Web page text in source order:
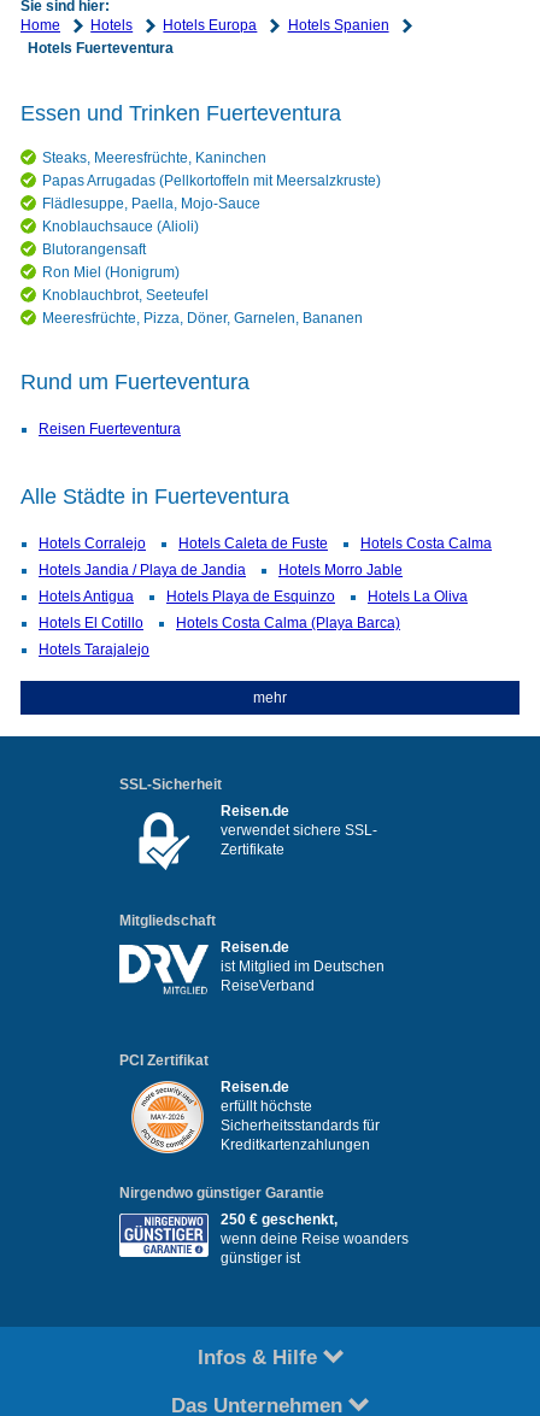
Sie sind hier:
Home
Hotels Hotels Europa
Hotels Spanien
Hotels Fuerteventura
Essen und Trinken Fuerteventura
Steaks, Meeresfrüchte, Kaninchen
Papas Arrugadas (Pellkortoffeln mit Meersalzkruste)
Flädlesuppe, Paella, Mojo-Sauce
Knoblauchsauce (Alioli)
Blutorangensaft
Ron Miel (Honigrum)
Knoblauchbrot, Seeteufel
Meeresfrüchte, Pizza, Döner, Garnelen, Bananen
Rund um Fuerteventura
Reisen Fuerteventura
Alle Städte in Fuerteventura
Hotels Corralejo Hotels Caleta de Fuste
Hotels Costa Calma
Hotels Jandia / Playa de Jandia
Hotels Morro Jable
Hotels Antigua
Hotels Playa de Esquinzo
Hotels La Oliva
Hotels El Cotillo
Hotels Costa Calma (Playa Barca)
Hotels Tarajalejo
mehr
SSL-Sicherheit
Reisen.de
verwendet sichere SSL-
Zertifikate
Mitgliedschaft
Reisen.de
ist Mitglied im Deutschen
ReiseVerband
PCI Zertifikat
Reisen.de
erfüllt höchste
Sicherheitsstandards für
Kreditkartenzahlungen
Nirgendwo günstiger Garantie
250 € geschenkt,
wenn deine Reise woanders
günstiger ist
Infos & Hilfe
Das Unternehmen